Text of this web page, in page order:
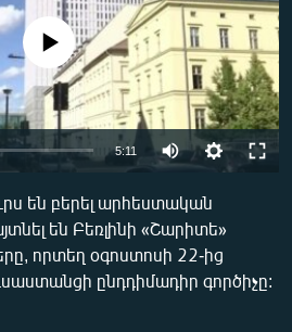
360p 480p
currently available
5:11 Auto
360p
480p
են բերել արհեստական
են Բեռլինի «Շարիտե»
որտեղ օգոստոսի 22-ից
ընդդիմադիր գործիչը: